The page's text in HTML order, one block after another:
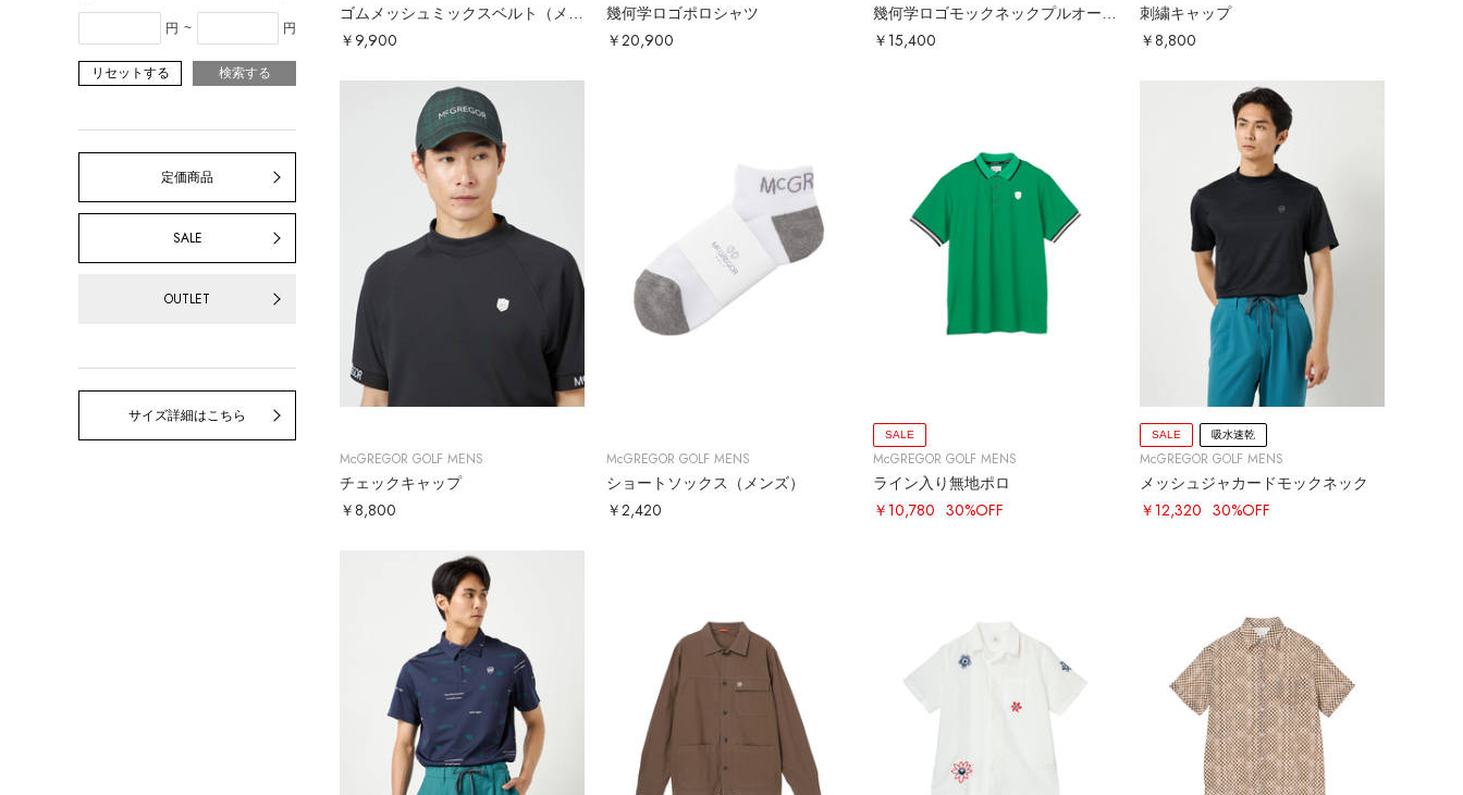
円 ~ 円
リセットする 検索する
定価商品
SALE
OUTLET
サイズ詳細はこちら
￥9,900
幾何学ロゴポロシャツ
￥20,900 ￥15,400
刺繍キャップ
￥8,800
McGREGOR GOLF MENS
チェックキャップ
￥8,800
McGREGOR GOLF MENS
ショートソックス（メンズ）
￥2,420
SALE
McGREGOR GOLF MENS
ライン入り無地ポロ
￥10,780 30%OFF
SALE 吸水速乾
McGREGOR GOLF MENS
メッシュジャカードモックネック
￥12,320 30%OFF